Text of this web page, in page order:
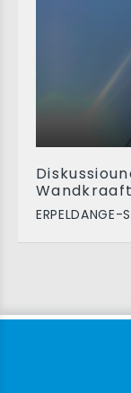
ERPELDANGE-